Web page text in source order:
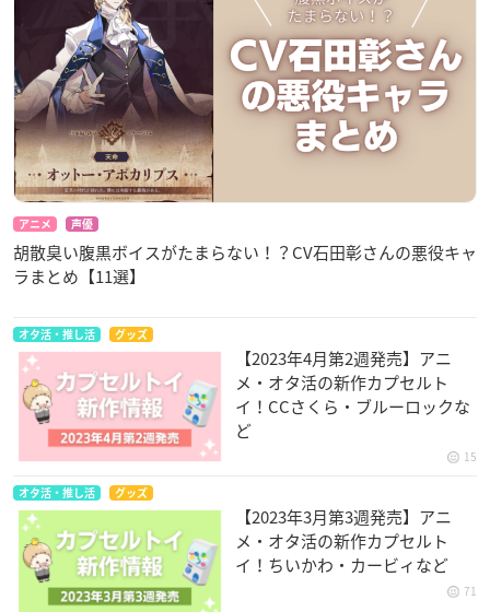
アニメ 声優
胡散臭い腹黒ボイスがたまらない！？CV石田彰さんの悪役キャ
ラまとめ【11選】
オタ活・推し活 グッズ
【2023年4月第2週発売】アニ
メ・オタ活の新作カプセルト
イ！CCさくら・ブルーロックな
ど
15
オタ活・推し活 グッズ
【2023年3月第3週発売】アニ
メ・オタ活の新作カプセルト
イ！ちいかわ・カービィなど
71